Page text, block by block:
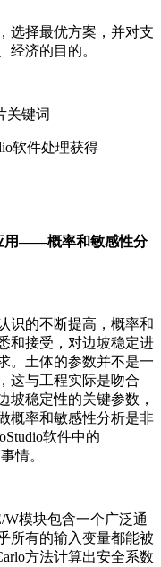
选择最优方案，并对支
经济的目的。
软件处理获得
用——概率和敏感性分
识的不断提高，概率和
和接受，对边坡稳定进
。土体的参数并不是一
这与工程实际是吻合
坡稳定性的关键参数，
概率和敏感性分析是非
软件中的
情。
W模块包含一个广泛通
所有的输入变量都能被
方法计算出安全系数